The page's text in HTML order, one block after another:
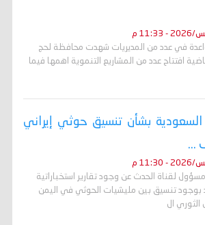
في عدد من المديريات شهدت محافظة لحج
افتتاح عدد من المشاريع التنموية اهمها فيما
بشأن تنسيق حوثي إيراني
...
لقناة الحدث عن وجود تقارير استخباراتية
بوجود تنسيق بين مليشيات الحوثي في اليمن
الثوري ال